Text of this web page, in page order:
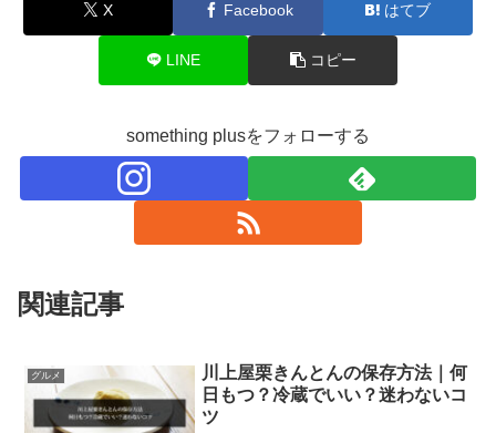
X Facebook はてブ
LINE コピー
something plusをフォローする
関連記事
グルメ
川上屋栗きんとんの保存方法｜何
日もつ？冷蔵でいい？迷わないコ
ツ